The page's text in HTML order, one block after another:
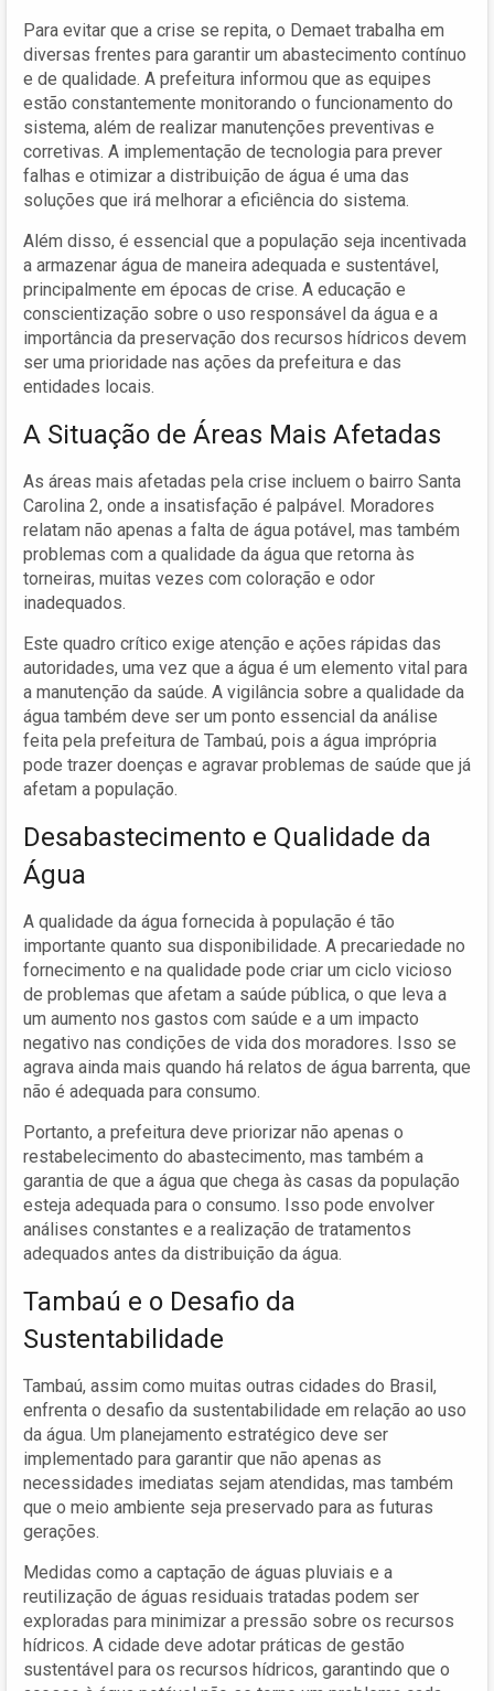
Para evitar que a crise se repita, o Demaet trabalha em
diversas frentes para garantir um abastecimento contínuo
e de qualidade. A prefeitura informou que as equipes
estão constantemente monitorando o funcionamento do
sistema, além de realizar manutenções preventivas e
corretivas. A implementação de tecnologia para prever
falhas e otimizar a distribuição de água é uma das
soluções que irá melhorar a eficiência do sistema.
Além disso, é essencial que a população seja incentivada
a armazenar água de maneira adequada e sustentável,
principalmente em épocas de crise. A educação e
conscientização sobre o uso responsável da água e a
importância da preservação dos recursos hídricos devem
ser uma prioridade nas ações da prefeitura e das
entidades locais.
A Situação de Áreas Mais Afetadas
As áreas mais afetadas pela crise incluem o bairro Santa
Carolina 2, onde a insatisfação é palpável. Moradores
relatam não apenas a falta de água potável, mas também
problemas com a qualidade da água que retorna às
torneiras, muitas vezes com coloração e odor
inadequados.
Este quadro crítico exige atenção e ações rápidas das
autoridades, uma vez que a água é um elemento vital para
a manutenção da saúde. A vigilância sobre a qualidade da
água também deve ser um ponto essencial da análise
feita pela prefeitura de Tambaú, pois a água imprópria
pode trazer doenças e agravar problemas de saúde que já
afetam a população.
Desabastecimento e Qualidade da
Água
A qualidade da água fornecida à população é tão
importante quanto sua disponibilidade. A precariedade no
fornecimento e na qualidade pode criar um ciclo vicioso
de problemas que afetam a saúde pública, o que leva a
um aumento nos gastos com saúde e a um impacto
negativo nas condições de vida dos moradores. Isso se
agrava ainda mais quando há relatos de água barrenta, que
não é adequada para consumo.
Portanto, a prefeitura deve priorizar não apenas o
restabelecimento do abastecimento, mas também a
garantia de que a água que chega às casas da população
esteja adequada para o consumo. Isso pode envolver
análises constantes e a realização de tratamentos
adequados antes da distribuição da água.
Tambaú e o Desafio da
Sustentabilidade
Tambaú, assim como muitas outras cidades do Brasil,
enfrenta o desafio da sustentabilidade em relação ao uso
da água. Um planejamento estratégico deve ser
implementado para garantir que não apenas as
necessidades imediatas sejam atendidas, mas também
que o meio ambiente seja preservado para as futuras
gerações.
Medidas como a captação de águas pluviais e a
reutilização de águas residuais tratadas podem ser
exploradas para minimizar a pressão sobre os recursos
hídricos. A cidade deve adotar práticas de gestão
sustentável para os recursos hídricos, garantindo que o